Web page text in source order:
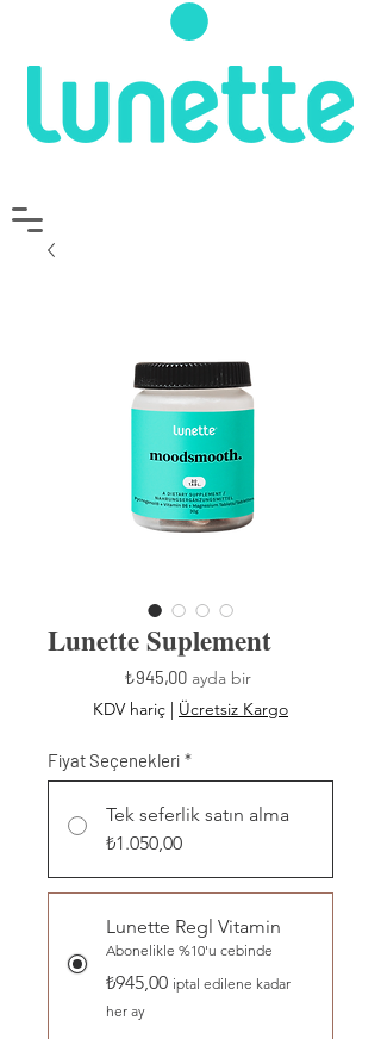
Lunette Suplement
₺945,00Fiyat
ayda bir
KDV hariç | Ücretsiz Kargo
Fiyat Seçenekleri *
Tek seferlik satın alma
₺1.050,00
Lunette Regl Vitamin
Abonelikle %10'u cebinde
₺945,00 iptal edilene kadar
her ay